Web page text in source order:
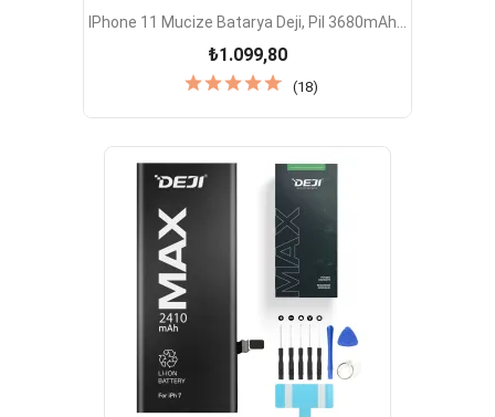
IPhone 11 Mucize Batarya Deji, Pil 3680mAh...
₺1.099,80
(18)